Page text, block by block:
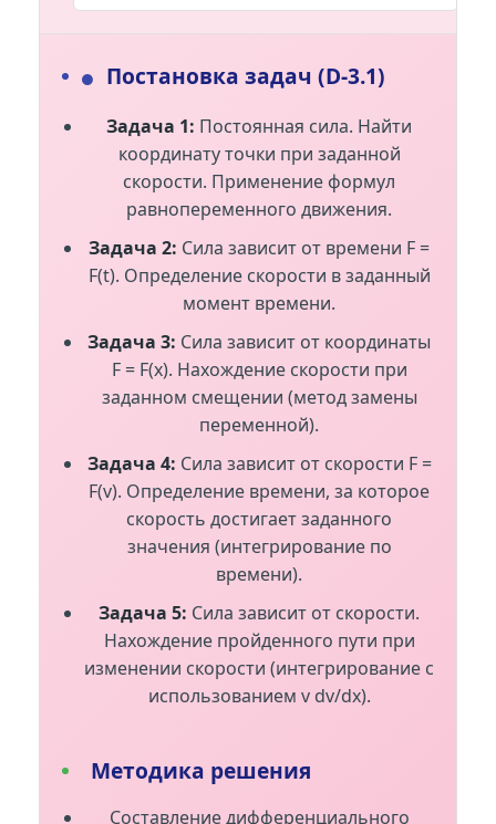
● Постановка задач (D-3.1)
Задача 1: Постоянная сила. Найти
координату точки при заданной
скорости. Применение формул
равнопеременного движения.
Задача 2: Сила зависит от времени F =
F(t). Определение скорости в заданный
момент времени.
Задача 3: Сила зависит от координаты
F = F(x). Нахождение скорости при
заданном смещении (метод замены
переменной).
Задача 4: Сила зависит от скорости F =
F(v). Определение времени, за которое
скорость достигает заданного
значения (интегрирование по
времени).
Задача 5: Сила зависит от скорости.
Нахождение пройденного пути при
изменении скорости (интегрирование с
использованием v dv/dx).
Методика решения
Составление дифференциального